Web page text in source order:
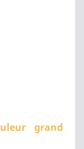
grand